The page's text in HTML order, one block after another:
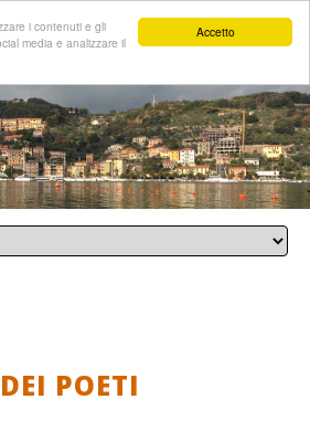
Accetto
i contenuti e gli
media e analizzare il
POETI